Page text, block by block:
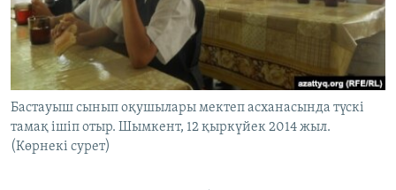
ЖАЗЫЛЫҢЫЗ
Басқа тілдерде
Бастауыш сынып оқушылары мектеп асханасында түскі
тамақ ішіп отыр. Шымкент, 12 қыркүйек 2014 жыл.
(Көрнекі сурет)